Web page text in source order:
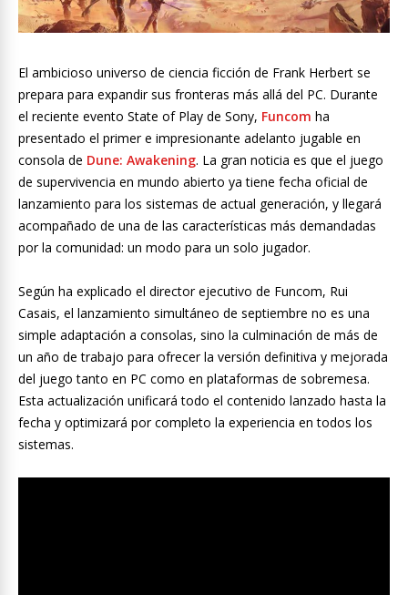
El ambicioso universo de ciencia ficción de Frank Herbert se
prepara para expandir sus fronteras más allá del PC. Durante
el reciente evento State of Play de Sony, Funcom ha
presentado el primer e impresionante adelanto jugable en
consola de Dune: Awakening. La gran noticia es que el juego
de supervivencia en mundo abierto ya tiene fecha oficial de
lanzamiento para los sistemas de actual generación, y llegará
acompañado de una de las características más demandadas
por la comunidad: un modo para un solo jugador.
Según ha explicado el director ejecutivo de Funcom, Rui
Casais, el lanzamiento simultáneo de septiembre no es una
simple adaptación a consolas, sino la culminación de más de
un año de trabajo para ofrecer la versión definitiva y mejorada
del juego tanto en PC como en plataformas de sobremesa.
Esta actualización unificará todo el contenido lanzado hasta la
fecha y optimizará por completo la experiencia en todos los
sistemas.